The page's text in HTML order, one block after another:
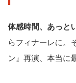
体感時間、あっと
らフィナーレに。
ン』再演、本当に